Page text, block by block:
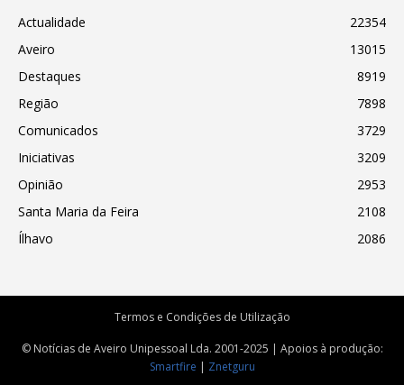
Actualidade
22354
Aveiro
13015
Destaques
8919
Região
7898
Comunicados
3729
Iniciativas
3209
Opinião
2953
Santa Maria da Feira
2108
Ílhavo
2086
Termos e Condições de Utilização
© Notícias de Aveiro Unipessoal Lda. 2001-2025 | Apoios à produção:
Smartfire | Znetguru